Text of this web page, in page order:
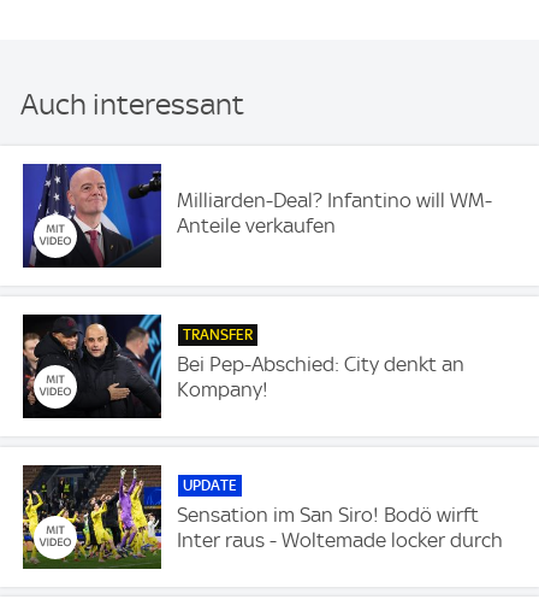
Auch interessant
Milliarden-Deal? Infantino will WM-
Anteile verkaufen
TRANSFER
Bei Pep-Abschied: City denkt an
Kompany!
UPDATE
Sensation im San Siro! Bodö wirft
Inter raus - Woltemade locker durch